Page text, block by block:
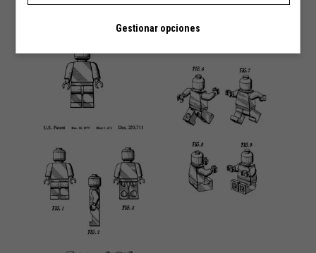
Gestionar opciones